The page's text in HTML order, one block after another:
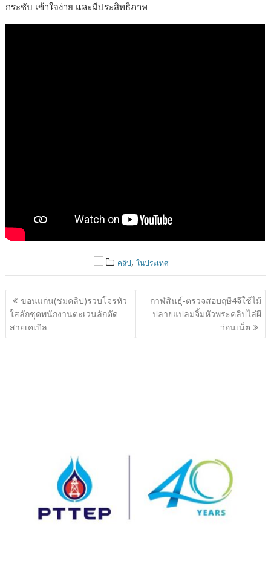
กระชับ เข้าใจง่าย และมีประสิทธิภาพ
คลิป, ในประเทศ
แนะแนว
เรื่อง
ขอนแก่น(ชมคลิป)รวบโจรหัว
ใสลักชุดพนักงานตะเวนลักตัด
สายเคเบิล
กาฬสินธุ์-ตรวจสอบฤษี4จีใช้ไม้
ปลายแปลมจิ้มหัวพระคลิปไล่ผี
ว่อนเน็ต